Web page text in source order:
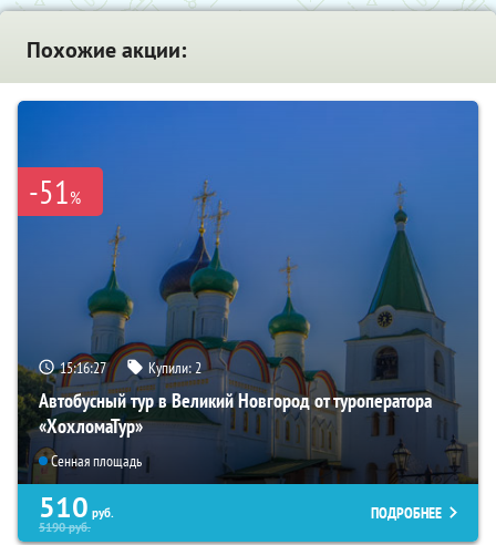
Похожие акции:
-51%
15:16:26 Купили:2
Автобусный тур в Великий Новгород от туроператора
«ХохломаТур»
Сенная площадь
510 руб.
5190руб.
ПОДРОБНЕЕ